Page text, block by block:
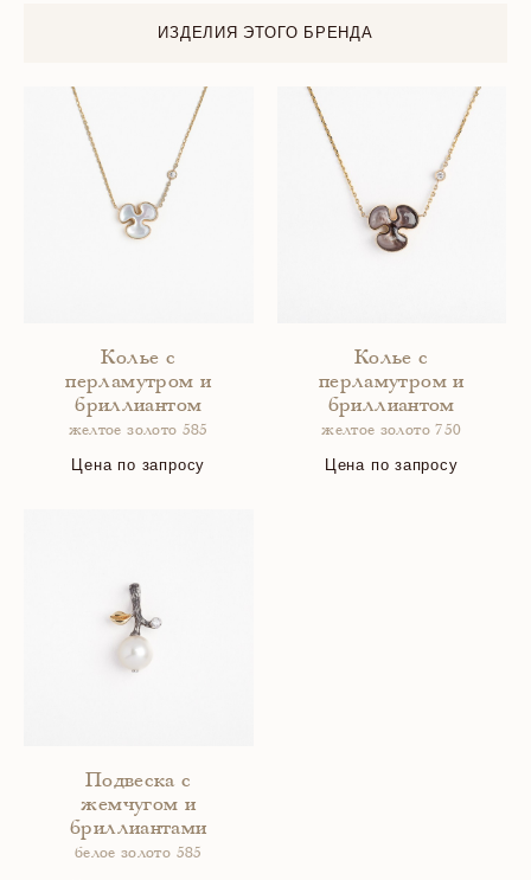
ИЗДЕЛИЯ ЭТОГО БРЕНДА
Колье с
перламутром и
бриллиантом
желтое золото 585
Цена по запросу
Колье с
перламутром и
бриллиантом
желтое золото 750
Цена по запросу
Подвеска с
жемчугом и
бриллиантами
белое золото 585